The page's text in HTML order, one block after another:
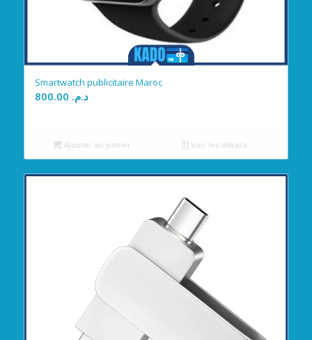
Smartwatch publicitaire Maroc
د.م.
Ajouter au panier Voir les détails